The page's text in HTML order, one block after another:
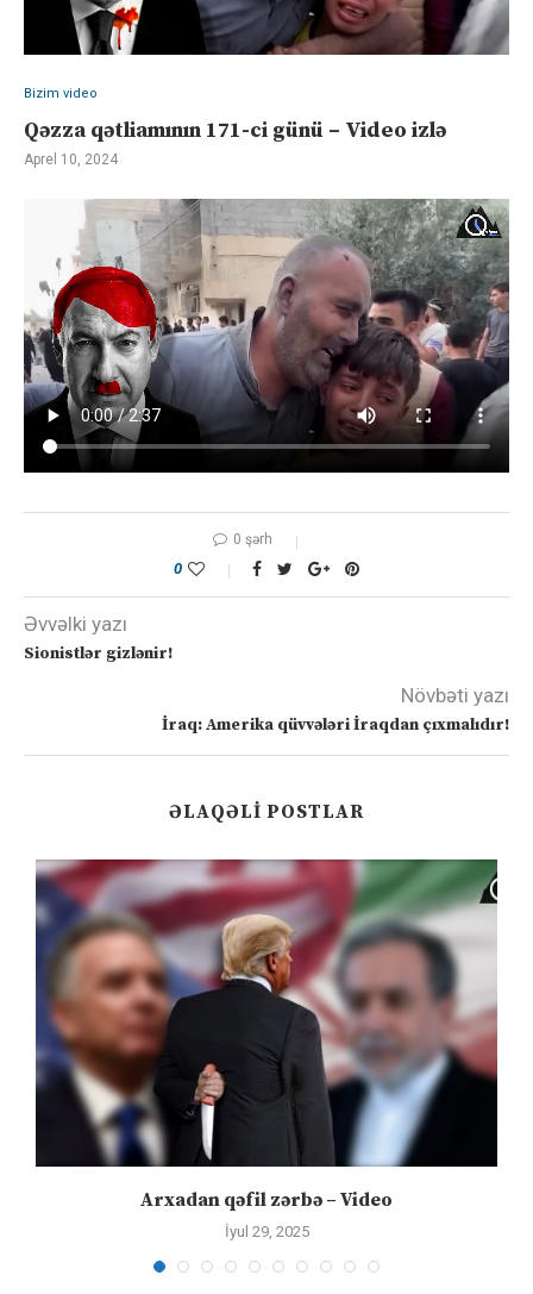
Bizim video
Qəzza qətliamının 171-ci günü – Video izlə
Aprel 10, 2024
0 şərh
0
Əvvəlki yazı
Sionistlər gizlənir!
Növbəti yazı
İraq: Amerika qüvvələri İraqdan çıxmalıdır!
ƏLAQƏLI POSTLAR
Arxadan qəfil zərbə – Video
İyul 29, 2025